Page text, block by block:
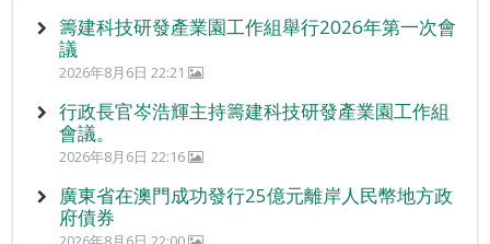
籌建科技研發產業園工作組舉行2026年第一次會
議
2026年8月6日 22:21
行政長官岑浩輝主持籌建科技研發產業園工作組
會議。
2026年8月6日 22:16
廣東省在澳門成功發行25億元離岸人民幣地方政
府債券